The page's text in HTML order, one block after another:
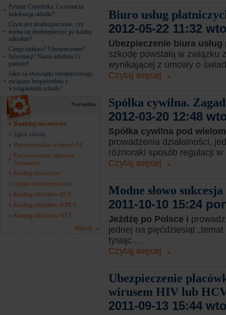
Pytanie Czytelnika: Co oznacza
indeksacja składki?
Czym jest doubezpieczenie, czy
trzeba się doubezpieczyć po każdej
szkodzie?
Czego szukasz? Ubezpieczenia?
Informacji? Nasza infolinia Ci
pomoże!
Jakie są obowiązki ubezpieczonego
związane bezpośrednio z
wystąpieniem szkody?
Narzędzia
Ranking towarzystw
Zgłoś szkodę
Porównywarka wyłączeń AC
Porównywarka zakresów
Assistance
Katalog towarzystw
Opinie o towarzystwach
Katalog oddziałów ZUS
Katalog oddziałów KRUS
Katalog oddziałów NFZ
więcej
Biuro usług
2012-05-22 11:32
Ubezpieczenie biura
szkodę powstałą w związku
wynikającej z umowy o
Czytaj więcej
Spółka cywilna.
2012-03-20 12:48
Spółka cywilna pod
prowadzenia działalności,
różnoraki sposób regulacji
Czytaj więcej
Modne słowo sukcesja
2011-10-10 15:24
Jeżdżę po Polsce i
jednej na pięćdziesiąt
tysiąc ...
Czytaj więcej
Ubezpieczenie
wirusem HIV lub
2011-09-13 15:44